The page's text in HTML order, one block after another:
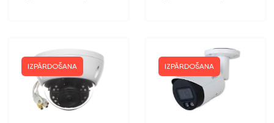
IZPĀRDOŠANA IZPĀRDOŠANA